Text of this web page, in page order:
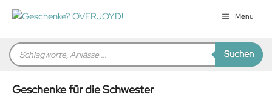
Zum
Inhalt
Menu
Products
search Suchen
Geschenke für die Schwester